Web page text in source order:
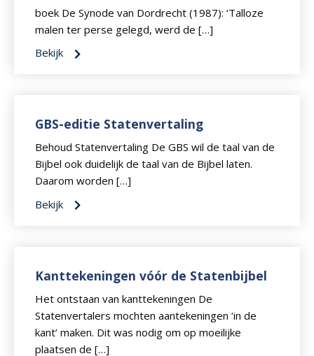
boek De Synode van Dordrecht (1987): ‘Talloze
malen ter perse gelegd, werd de […]
Bekijk
GBS-editie Statenvertaling
Behoud Statenvertaling De GBS wil de taal van de
Bijbel ook duidelijk de taal van de Bijbel laten.
Daarom worden […]
Bekijk
Kanttekeningen vóór de Statenbijbel
Het ontstaan van kanttekeningen De
Statenvertalers mochten aantekeningen ‘in de
kant’ maken. Dit was nodig om op moeilijke
plaatsen de […]